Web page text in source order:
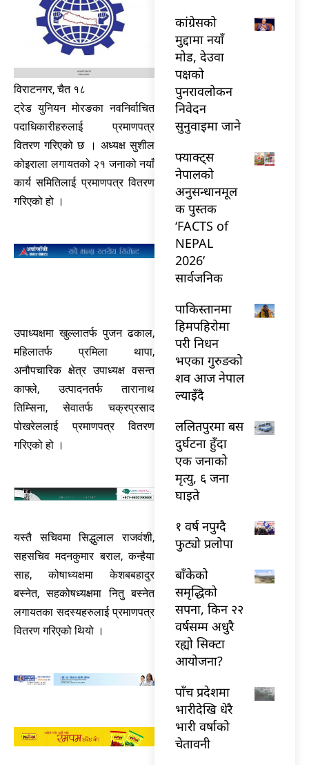
विराटनगर, चैत १८
ट्रेड युनियन मोरङका नवनिर्वाचित
पदाधिकारीहरुलाई प्रमाणपत्र
वितरण गरिएको छ । अध्यक्ष सुशील
कोइराला लगायतको २१ जनाको नयाँ
कार्य समितिलाई प्रमाणपत्र वितरण
गरिएको हो ।
उपाध्यक्षमा खुल्लातर्फ पुजन ढकाल,
महिलातर्फ प्रमिला थापा,
अनौपचारिक क्षेत्र उपाध्यक्ष वसन्त
काफ्ले, उत्पादनतर्फ तारानाथ
तिम्सिना, सेवातर्फ चक्रप्रसाद
पोखरेललाई प्रमाणपत्र वितरण
गरिएको हो ।
यस्तै सचिवमा सिद्धुलाल राजवंशी,
सहसचिव मदनकुमार बराल, कन्हैया
साह, कोषाध्यक्षमा केशबबहादुर
बस्नेत, सहकोषध्यक्षमा नितु बस्नेत
लगायतका सदस्यहरुलाई प्रमाणपत्र
वितरण गरिएको थियो ।
कांग्रेसको
मुद्दामा नयाँ
मोड, देउवा
पक्षको
पुनरावलोकन
निवेदन
सुनुवाइमा जाने
फ्याक्ट्स
नेपालको
अनुसन्धानमूल
क पुस्तक
‘FACTS of
NEPAL
2026’
सार्वजनिक
पाकिस्तानमा
हिमपहिरोमा
परी निधन
भएका गुरुङको
शव आज नेपाल
ल्याइँदै
ललितपुरमा बस
दुर्घटना हुँदा
एक जनाको
मृत्यु, ६ जना
घाइते
१ वर्ष नपुग्दै
फुट्यो प्रलोपा
बाँकेको
समृद्धिको
सपना, किन २२
वर्षसम्म अधुरै
रह्यो सिक्टा
आयोजना?
पाँच प्रदेशमा
भारीदेखि धेरै
भारी वर्षाको
चेतावनी